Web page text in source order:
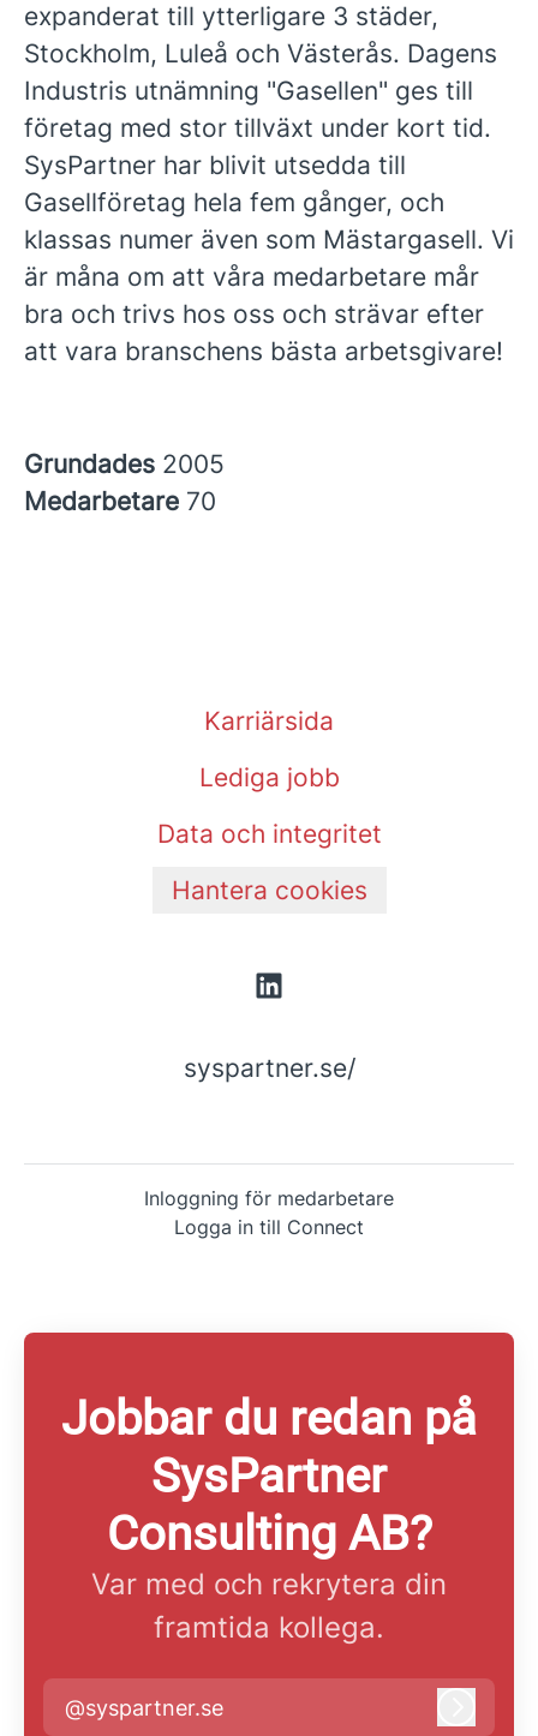
expanderat till ytterligare 3 städer,
Stockholm, Luleå och Västerås. Dagens
Industris utnämning "Gasellen" ges till
företag med stor tillväxt under kort tid.
SysPartner har blivit utsedda till
Gasellföretag hela fem gånger, och
klassas numer även som Mästargasell. Vi
är måna om att våra medarbetare mår
bra och trivs hos oss och strävar efter
att vara branschens bästa arbetsgivare!
Grundades 2005
Medarbetare 70
Karriärsida
Lediga jobb
Data och integritet
Hantera cookies
syspartner.se/
Inloggning för medarbetare
Logga in till Connect
Jobbar du redan på
SysPartner
Consulting AB?
Var med och rekrytera din
framtida kollega.
@syspartner.se